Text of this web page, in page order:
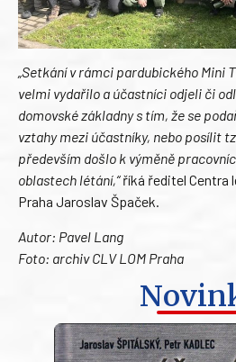
„Setkání v rámci pardubického Mini
velmi vydařilo a účastníci odjeli či
domovské základny s tím, že se
vztahy mezi účastníky, nebo posílit
především došlo k výměně
oblastech létání,“říká ředitel Centra
Praha Jaroslav Špaček.
Autor: Pavel Lang
Foto: archiv CLV LOM Praha